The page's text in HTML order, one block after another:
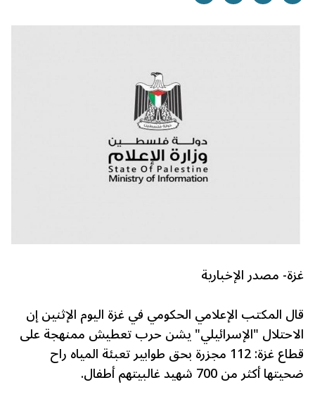
غزة- مصدر الإخبارية
قال المكتب الإعلامي الحكومي في غزة اليوم الإثنين إن
الاحتلال "الإسرائيلي" يشن حرب تعطيش ممنهجة على
قطاع غزة: 112 مجزرة بحق طوابير تعبئة المياه راح
ضحيتها أكثر من 700 شهيد غالبيتهم أطفال.